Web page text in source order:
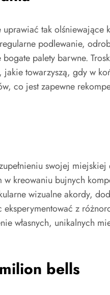
tak olśniewające
podlewanie,
bogate palety barwne.
towarzyszą, gdy w
co jest zapewne
swojej
w kreowaniu bujnych
wizualne akordy,
z
własnych, unikalnych
bells